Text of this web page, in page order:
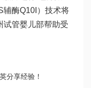
辅酶Q10 I）技术将
试管婴儿部帮助受
分享经验！